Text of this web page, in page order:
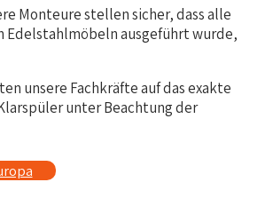
Monteure stellen sicher, dass alle
Edelstahlmöbeln ausgeführt wurde,
unsere Fachkräfte auf das exakte
unter Beachtung der